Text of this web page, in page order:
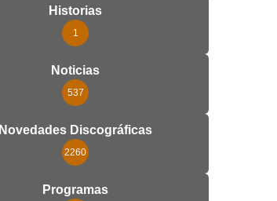
Historias
1
Noticias
537
Novedades Discográficas
2260
Programas